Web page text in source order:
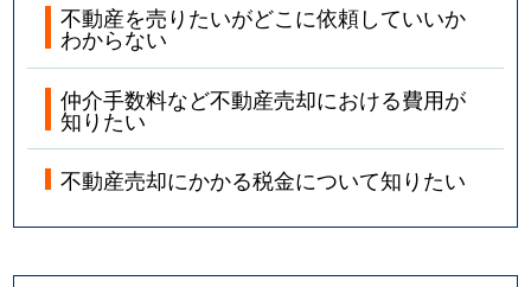
不動産を売りたいがどこに依頼していいか
わからない
仲介手数料など不動産売却における費用が
知りたい
不動産売却にかかる税金について知りたい